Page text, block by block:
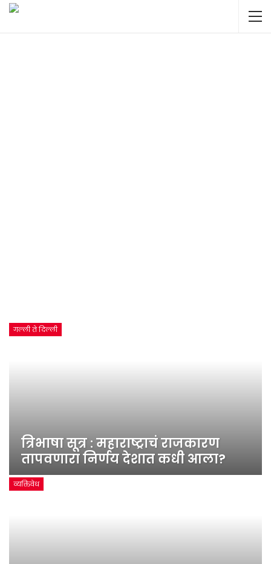
गल्ली ते दिल्ली
त्रिभाषा सूत्र : महाराष्ट्राचं राजकारण
तापवणारा निर्णय देशात कधी आला?
व्यक्तिवेध